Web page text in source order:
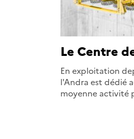
Le Centre
En exploitation
l'Andra est dédié
moyenne activité